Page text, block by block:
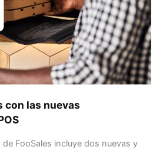
con las nuevas
FooSales incluye dos nuevas y